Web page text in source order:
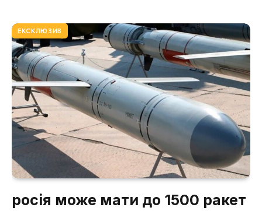
ЕКСКЛЮЗИВ
росія може мати до 1500 ракет